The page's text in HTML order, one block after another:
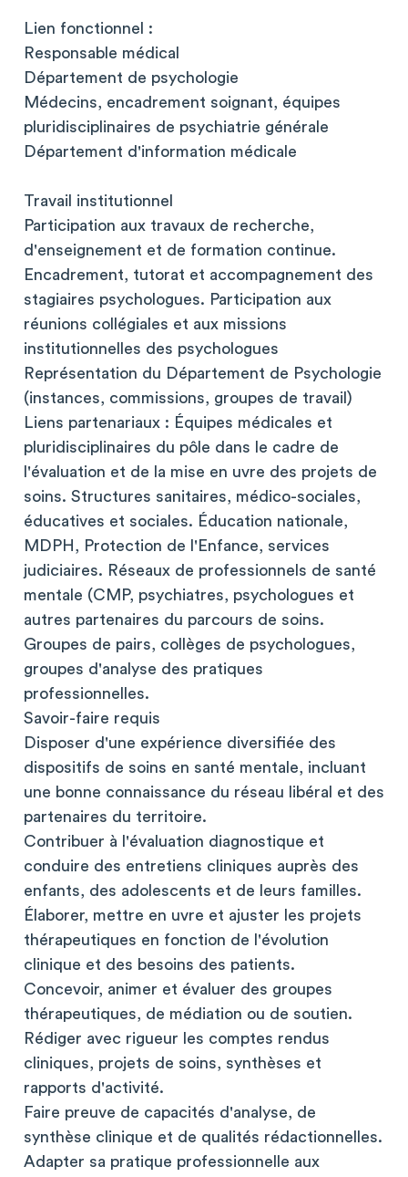
Lien fonctionnel :
Responsable médical
Département de psychologie
Médecins, encadrement soignant, équipes
pluridisciplinaires de psychiatrie générale
Département d'information médicale
Travail institutionnel
Participation aux travaux de recherche,
d'enseignement et de formation continue.
Encadrement, tutorat et accompagnement des
stagiaires psychologues. Participation aux
réunions collégiales et aux missions
institutionnelles des psychologues
Représentation du Département de Psychologie
(instances, commissions, groupes de travail)
Liens partenariaux : Équipes médicales et
pluridisciplinaires du pôle dans le cadre de
l'évaluation et de la mise en uvre des projets de
soins. Structures sanitaires, médico-sociales,
éducatives et sociales. Éducation nationale,
MDPH, Protection de l'Enfance, services
judiciaires. Réseaux de professionnels de santé
mentale (CMP, psychiatres, psychologues et
autres partenaires du parcours de soins.
Groupes de pairs, collèges de psychologues,
groupes d'analyse des pratiques
professionnelles.
Savoir-faire requis
Disposer d'une expérience diversifiée des
dispositifs de soins en santé mentale, incluant
une bonne connaissance du réseau libéral et des
partenaires du territoire.
Contribuer à l'évaluation diagnostique et
conduire des entretiens cliniques auprès des
enfants, des adolescents et de leurs familles.
Élaborer, mettre en uvre et ajuster les projets
thérapeutiques en fonction de l'évolution
clinique et des besoins des patients.
Concevoir, animer et évaluer des groupes
thérapeutiques, de médiation ou de soutien.
Rédiger avec rigueur les comptes rendus
cliniques, projets de soins, synthèses et
rapports d'activité.
Faire preuve de capacités d'analyse, de
synthèse clinique et de qualités rédactionnelles.
Adapter sa pratique professionnelle aux